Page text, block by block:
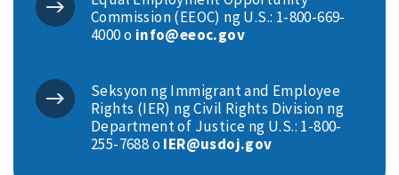
Commission (EEOC) ng U.S.: 1-800-669-
4000 o info@eeoc.gov
Seksyon ng Immigrant and Employee
Rights (IER) ng Civil Rights Division ng
Department of Justice ng U.S.: 1-800-
255-7688 o IER@usdoj.gov